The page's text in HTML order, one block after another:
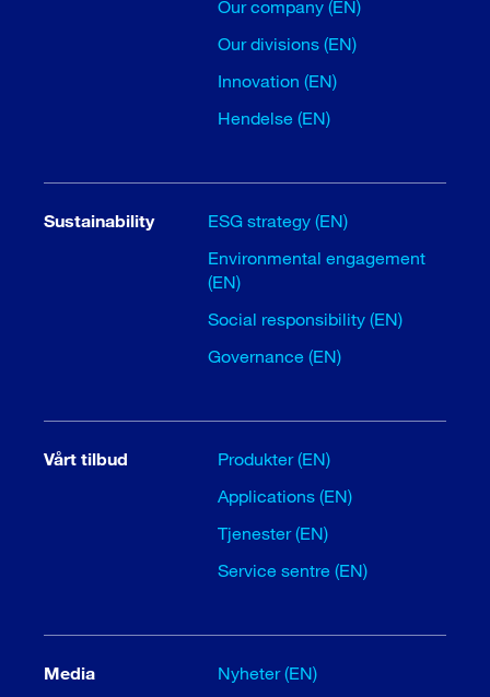
Our company (EN)
Our divisions (EN)
Innovation (EN)
Hendelse (EN)
Sustainability
ESG strategy (EN)
Environmental engagement
(EN)
Social responsibility (EN)
Governance (EN)
Vårt tilbud
Produkter (EN)
Applications (EN)
Tjenester (EN)
Service sentre (EN)
Media
Nyheter (EN)